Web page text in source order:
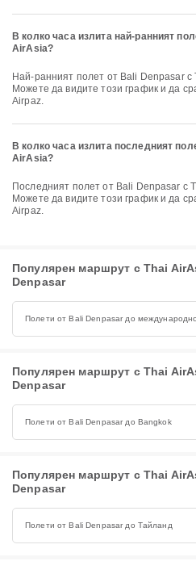
В колко часа излита най-ранният
AirAsia?
Най-ранният полет от Bali Denpasar с Thai AirAsia излита в 11:55.
Можете да видите този график и да
Airpaz.
В колко часа излита последният
AirAsia?
Последният полет от Bali Denpasar с Thai AirAsia излита в 12:10.
Можете да видите този график и да
Airpaz.
Популярен маршрут с Thai
Denpasar
Полети от Bali Denpasar до
Популярен маршрут с Thai
Denpasar
Полети от Bali Denpasar до Bangkok
Популярен маршрут с Thai
Denpasar
Полети от Bali Denpasar до Тайланд